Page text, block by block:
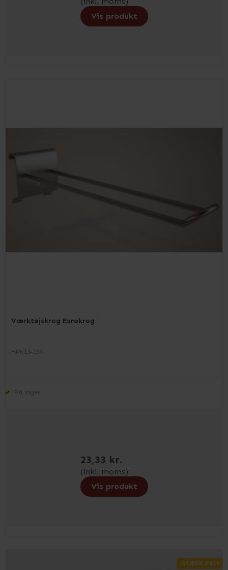
Vis produkt
Værktøjskrog Eurokrog
HPK13-15K
På lager
23,33 kr.
(inkl. moms)
Vis produkt
STÆRK PRIS